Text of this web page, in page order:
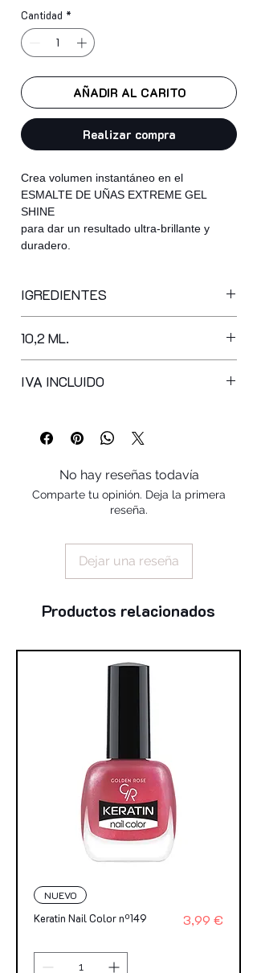
Cantidad *
AÑADIR AL CARITO
Realizar compra
Crea volumen instantáneo en el
ESMALTE DE UÑAS EXTREME GEL
SHINE
para dar un resultado ultra-brillante y
duradero.
IGREDIENTES
copolymer, nitrocellulose, acetyl
tributyl citrate, adipic acid/neopentyl
glycol/trimellitic anhydride copolymer,
60725
10,2 ML.
IVA INCLUIDO
No hay reseñas todavía
Comparte tu opinión. Deja la primera
reseña.
Dejar una reseña
Productos relacionados
NUEVO
Keratin Nail Color nº149 Precio
3,99 €